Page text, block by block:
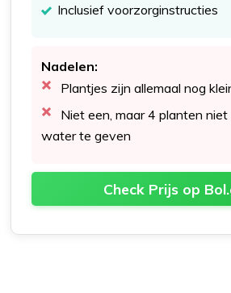
Inclusief voorzorginstructies
Nadelen:
Plantjes zijn allemaal nog
Niet een, maar 4 planten
water te geven
Check Prijs op